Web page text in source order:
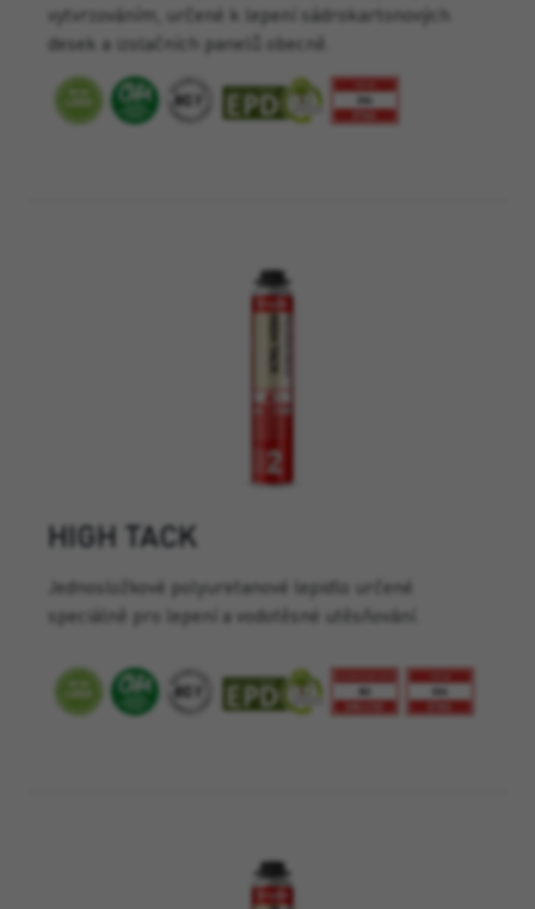
vytvrzováním, určené k lepení sádrokartonových
desek a izolačních panelů obecně.
HIGH TACK
Jednosložkové polyuretanové lepidlo určené
speciálně pro lepení a vodotěsné utěsňování.